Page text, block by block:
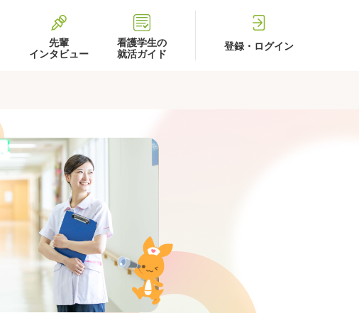
先輩
インタビュー
看護学生の
就活ガイド
登録・ログイン